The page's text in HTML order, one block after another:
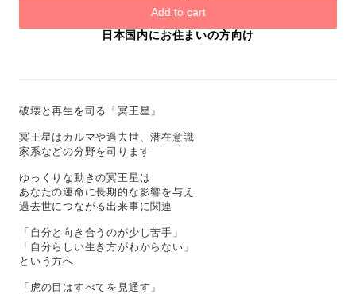
Add to cart
日本国内にお住まいの方向け
破壊と再生を司る「冥王星」
冥王星はカルマや過去世、潜在意識
家系などの分野を司ります
ゆっくりな動きの冥王星は
あなたの運命に長期的な影響を与え
過去世につながる出来事に関連
「自分と向き合うのが少し苦手」
「自分らしい生き方がわからない」
という方へ
「虎の目はすべてを見通す」